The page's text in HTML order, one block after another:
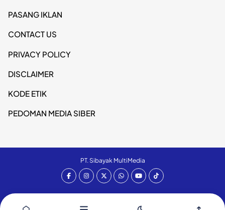
PASANG IKLAN
CONTACT US
PRIVACY POLICY
DISCLAIMER
KODE ETIK
PEDOMAN MEDIA SIBER
PT. Sibayak MultiMedia